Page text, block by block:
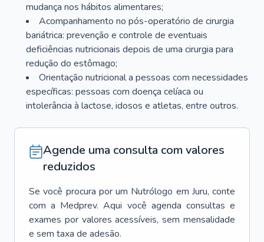
mudança nos hábitos alimentares;
Acompanhamento no pós-operatório de cirurgia
bariátrica: prevenção e controle de eventuais
deficiências nutricionais depois de uma cirurgia para
redução do estômago;
Orientação nutricional a pessoas com necessidades
específicas: pessoas com doença celíaca ou
intolerância à lactose, idosos e atletas, entre outros.
Agende uma consulta com valores
reduzidos
Se você procura por um Nutrólogo em Juru, conte
com a Medprev. Aqui você agenda consultas e
exames por valores acessíveis, sem mensalidade
e sem taxa de adesão.